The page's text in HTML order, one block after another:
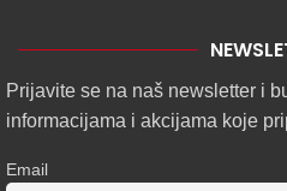
Prijavite se na naš newsletter i
informacijama i akcijama koje
Email